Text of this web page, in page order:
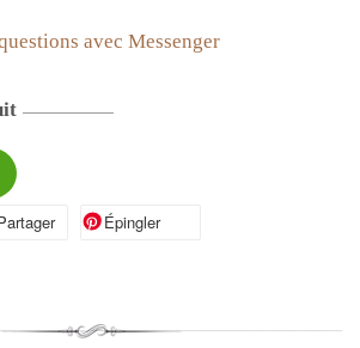
avec Messenger
Partager sur XÉpinglerÉpingler sur Pinterest